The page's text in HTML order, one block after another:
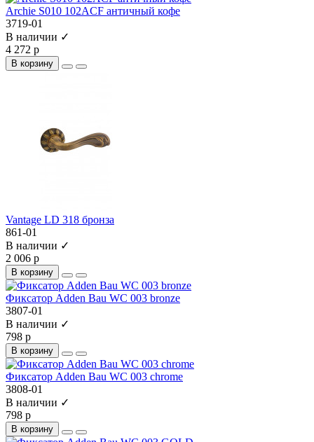
Archie S010 102ACF античный кофе
3719-01
В наличии ✓
4 272 р
В корзину
Vantage LD 318 бронза
861-01
В наличии ✓
2 006 р
В корзину
Фиксатор Adden Bau WC 003 bronze
3807-01
В наличии ✓
798 р
В корзину
Фиксатор Adden Bau WC 003 chrome
3808-01
В наличии ✓
798 р
В корзину